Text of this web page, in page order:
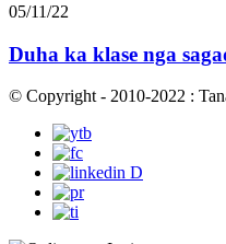
05/11/22
Duha ka klase nga
© Copyright - 2010-2022 :